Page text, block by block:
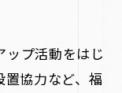
ップ活動をはじ
置協力など、福